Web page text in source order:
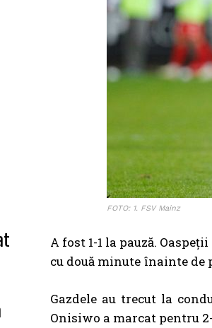
FOTO: 1. FSV Mainz
A fost 1-1 la pauză.
cu două minute înainte de
Gazdele au trecut la
Onisiwo a marcat pentru